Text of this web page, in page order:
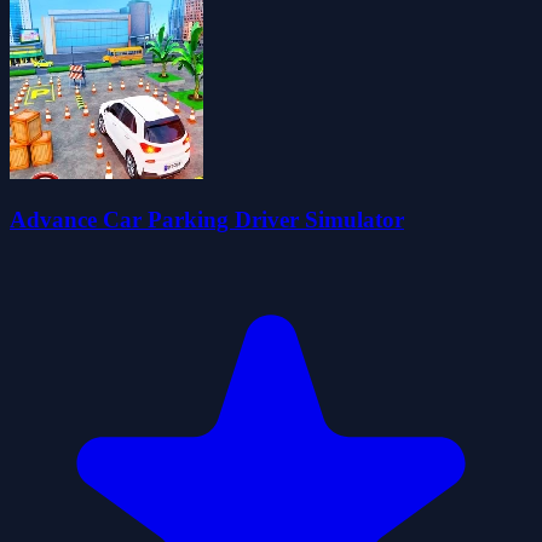
Advance Car Parking Driver Simulator